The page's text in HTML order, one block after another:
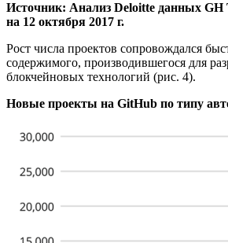
Источник: Анализ Deloitte данных
на 12 октября 2017 г.
Рост числа проектов сопровождался
содержимого, производившегося для
блокчейновых технологий (рис. 4).
Новые проекты на GitHub по типу